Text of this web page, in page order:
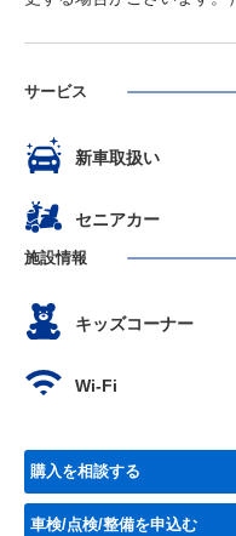
サービス
新車取扱い
セニアカー
施設情報
キッズコーナー
Wi-Fi
購入を相談する
車検/点検/整備を申込む